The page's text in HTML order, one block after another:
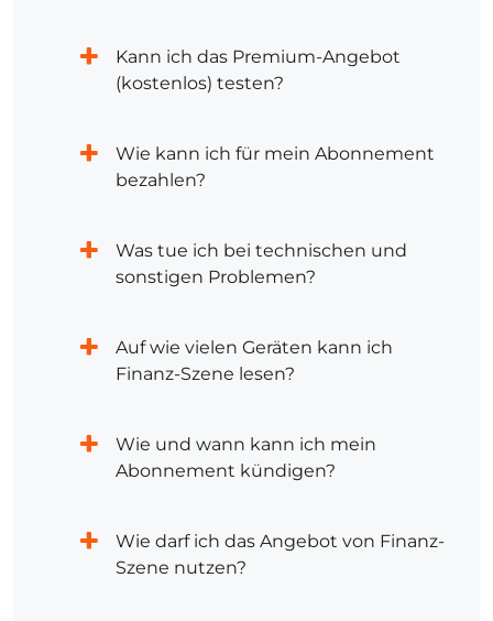
Kann ich das Premium-Angebot
(kostenlos) testen?
Wie kann ich für mein Abonnement
bezahlen?
Was tue ich bei technischen und
sonstigen Problemen?
Auf wie vielen Geräten kann ich
Finanz-Szene lesen?
Wie und wann kann ich mein
Abonnement kündigen?
Wie darf ich das Angebot von Finanz-
Szene nutzen?